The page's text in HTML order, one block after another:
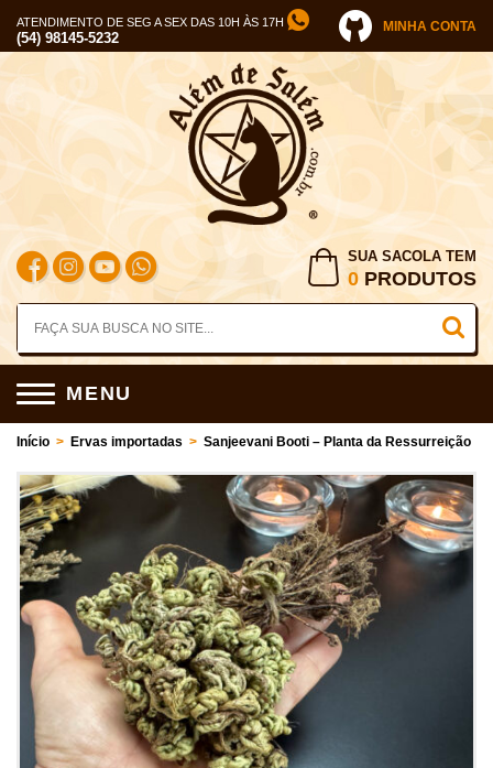
ATENDIMENTO DE SEG A SEX DAS 10H ÀS 17H
(54) 98145-5232
MINHA CONTA
SUA SACOLA TEM
0 PRODUTOS
MENU
Início > Ervas importadas > Sanjeevani Booti – Planta da Ressurreição